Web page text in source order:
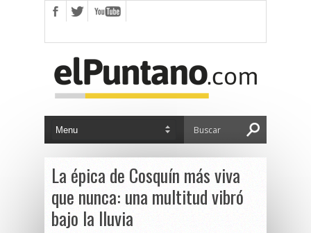
La épica de Cosquín más viva
que nunca: una multitud vibró
bajo la lluvia